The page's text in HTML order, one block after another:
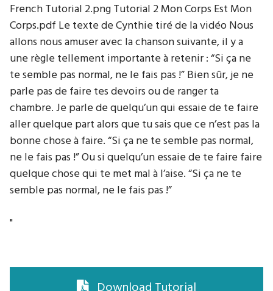
Download Tutorial
French Tutorial 2.png Tutorial 2 Mon Corps Est Mon
Corps.pdf Le texte de Cynthie tiré de la vidéo Nous
allons nous amuser avec la chanson suivante, il y a
une règle tellement importante à retenir : “Si ça ne
te semble pas normal, ne le fais pas !” Bien sûr, je ne
parle pas de faire tes devoirs ou de ranger ta
chambre. Je parle de quelqu’un qui essaie de te faire
aller quelque part alors que tu sais que ce n’est pas la
bonne chose à faire. “Si ça ne te semble pas normal,
ne le fais pas !” Ou si quelqu’un essaie de te faire faire
quelque chose qui te met mal à l’aise. “Si ça ne te
semble pas normal, ne le fais pas !”
"